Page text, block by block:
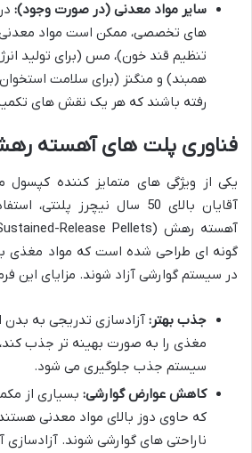
سایر مواد معدنی (در صورت وجود):
های تخصصی، ممکن است مواد معدنی
تنظیم قند خون)، مس (برای تولید
همبند) و منگنز (برای سلامت استخوان
رفته باشند که هر یک نقش های
فناوری پلت های آهسته
یکی از ویژگی های متمایز کننده کپسول
آقایان بالای 50 سال نیچرز
گونه ای طراحی شده است که مواد مغذی
در سیستم گوارشی آزاد شوند. مزایای این
جذب بهتر: آزادسازی تدریجی به بدن
مغذی را به صورت بهینه تر جذب کند،
سیستم جذب جلوگیری می شود.
کاهش عوارض گوارشی: بسیاری از
که حاوی دوز بالای مواد معدنی
ناراحتی های گوارشی شوند. آزادسازی